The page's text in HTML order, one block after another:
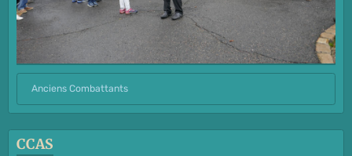
Anciens Combattants
CCAS